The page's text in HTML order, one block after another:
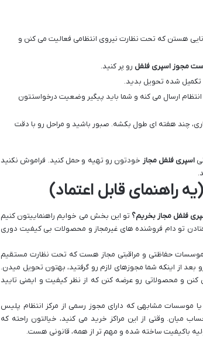
هستن که تحت نظارت نیروی انتظامی فعالیت می کنن و
مجوز اسپری فلفل رو پر کنید.
تکمیل شده تحویل بدید.
ارسال می کنه و شما باید پیگیر وضعیت درخواستتون
چند هفته ای طول بکشه. صبور باشید و مراحل رو با دقت
اسپری فلفل مجاز خودتون رو تهیه و حمل کنید. فراموش نکنید
راهنمای قابل اعتماد)
فلفل مجاز بخریم؟ تو این بخش می خوایم راهنماییتون کنیم
تو دام فروشنده های غیرمجاز و محصولات بی کیفیت دوری
موسسات حفاظتی و مراقبتی مجاز هست که تحت نظارت مستقیم
از اینکه شما مجوزهای لازم رو گرفتید، بهتون تحویل میدن.
و محصولاتی رو عرضه کنن که از نظر کیفیت و ایمنی تایید
موسسات مشابهی که دارای مجوز رسمی از مرکز انتظام پلیس
میان. وقتی از این مراکز خرید می کنید، خیالتون راحته که
باکیفیت ساخته شده و مهم تر از همه، قانونی هست.